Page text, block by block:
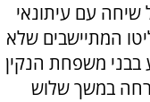
עם עיתונאי
המתיישבים שלא
בבני משפחת הנקין
במשך שלוש